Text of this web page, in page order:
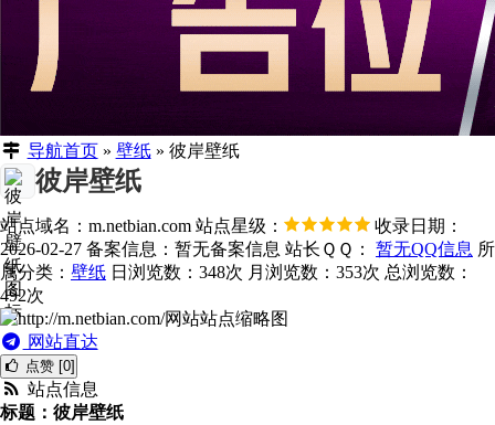
导航首页» 壁纸» 彼岸壁纸
彼岸壁纸
站点域名：m.netbian.com 站点星级：
收录日期：
2026-02-27 备案信息： 暂无备案信息 站长ＱＱ： 暂无QQ信息 所
属分类： 壁纸 日浏览数：348次 月浏览数：353次 总浏览数：
492次
网站直达
点赞 [0]
站点信息
标题：彼岸壁纸